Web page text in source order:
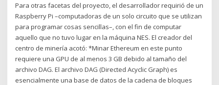
Para otras facetas del proyecto, el desarrollador requirió de un
Raspberry Pi –computadoras de un solo circuito que se utilizan
para programar cosas sencillas–, con el fin de computar
aquello que no tuvo lugar en la máquina NES. El creador del
centro de minería acotó: *Minar Ethereum en este punto
requiere una GPU de al menos 3 GB debido al tamaño del
archivo DAG. El archivo DAG (Directed Acyclic Graph) es
esencialmente una base de datos de la cadena de bloques